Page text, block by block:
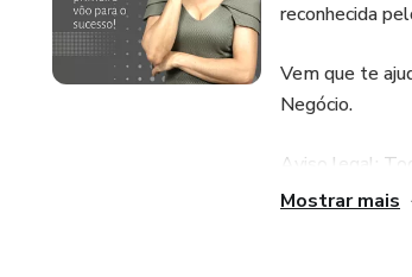
reconhecida
Vem que te
Negócio.
Aviso legal:
informação
Mostrar mais